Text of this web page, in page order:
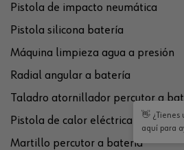
Pistola de impacto neumática
Pistola silicona batería
Máquina limpieza agua a presión
Radial angular a batería
Taladro atornillador percutor a
Pistola de calor eléctrica
Martillo percutor a batería
👋 ¿Tienes
aquí para